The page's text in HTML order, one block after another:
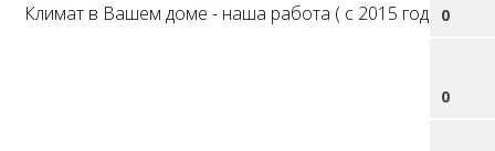
0
0
Климат в Вашем доме - наша работа ( с 2015 года )